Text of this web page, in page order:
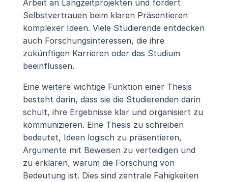
Arbeit an Langzeitprojekten und fördert
Selbstvertrauen beim klaren Präsentieren
komplexer Ideen. Viele Studierende entdecken
auch Forschungsinteressen, die ihre
zukünftigen Karrieren oder das Studium
beeinflussen.
Eine weitere wichtige Funktion einer Thesis
besteht darin, dass sie die Studierenden darin
schult, ihre Ergebnisse klar und organisiert zu
kommunizieren. Eine Thesis zu schreiben
bedeutet, Ideen logisch zu präsentieren,
Argumente mit Beweisen zu verteidigen und
zu erklären, warum die Forschung von
Bedeutung ist. Dies sind zentrale Fähigkeiten